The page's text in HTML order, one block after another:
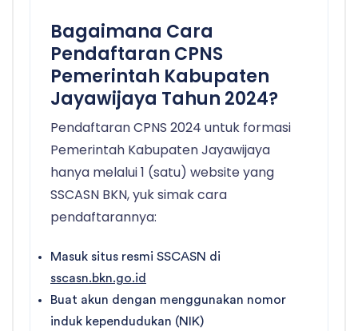
Bagaimana Cara
Pendaftaran CPNS
Pemerintah Kabupaten
Jayawijaya Tahun 2024?
Pendaftaran CPNS 2024 untuk formasi
Pemerintah Kabupaten Jayawijaya
hanya melalui 1 (satu) website yang
SSCASN BKN, yuk simak cara
pendaftarannya:
Masuk situs resmi SSCASN di
sscasn.bkn.go.id
Buat akun dengan menggunakan nomor
induk kependudukan (NIK)